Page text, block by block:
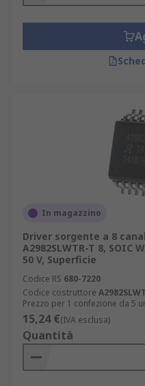
In magazzino
Driver sorgente a 8
A2982SLWTR-T 8, SOIC
50 V, Superficie
Codice RS 680-7220
Codice costruttore
Prezzo per 1 confezione da 5
15,24 €(IVA esclusa)
Quantità